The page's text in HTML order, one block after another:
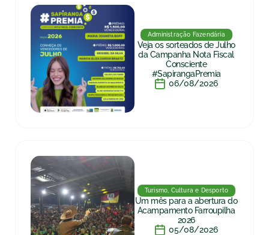
Administração Fazendária
Veja os sorteados de Julho
da Campanha Nota Fiscal
Consciente
#SapirangaPremia
06/08/2026
Turismo, Cultura e Desporto
Um mês para a abertura do
Acampamento Farroupilha
2026
05/08/2026